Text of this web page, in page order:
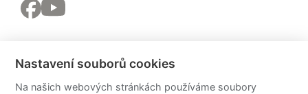
Nastavení souborů cookies
Na našich webových stránkách používáme soubory